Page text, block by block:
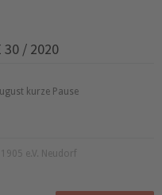
30 / 2020
kurze Pause
e.V. Neudorf